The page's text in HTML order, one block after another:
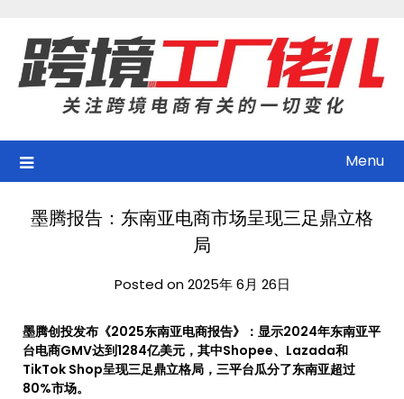
content
Menu
墨腾报告：东南亚电商市场呈现三足鼎立格
局
Posted on 2025年 6月 26日
墨腾创投发布《2025东南亚电商报告》：显示2024年东南亚平
台电商GMV达到1284亿美元，其中Shopee、Lazada和
TikTok Shop呈现三足鼎立格局，三平台瓜分了东南亚超过
80%市场。